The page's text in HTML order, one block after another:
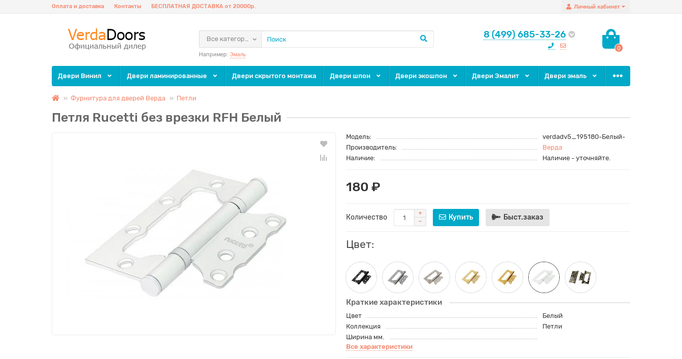
Личный кабинет
Оплата и доставка Контакты БЕСПЛАТНАЯ ДОСТАВКА от 20000р.
8 (499) 685-33-26
0
Все категории
Например: Эмаль
Двери Винил Двери ламинированные Двери скрытого монтажа Двери шпон Двери экошпон Двери Эмалит Двери эмаль
Фурнитура для дверей Верда Петли
Петля Rucetti без врезки RFH Белый
Модель:
verdadv5_195180-Белый-
Производитель:
Верда
Наличие:
Наличие - уточняйте.
180 ₽
Количество Купить Быст.заказ
Цвет:
Краткие характеристики
Цвет
Белый
Коллекция
Петли
Ширина мм.
Все характеристики